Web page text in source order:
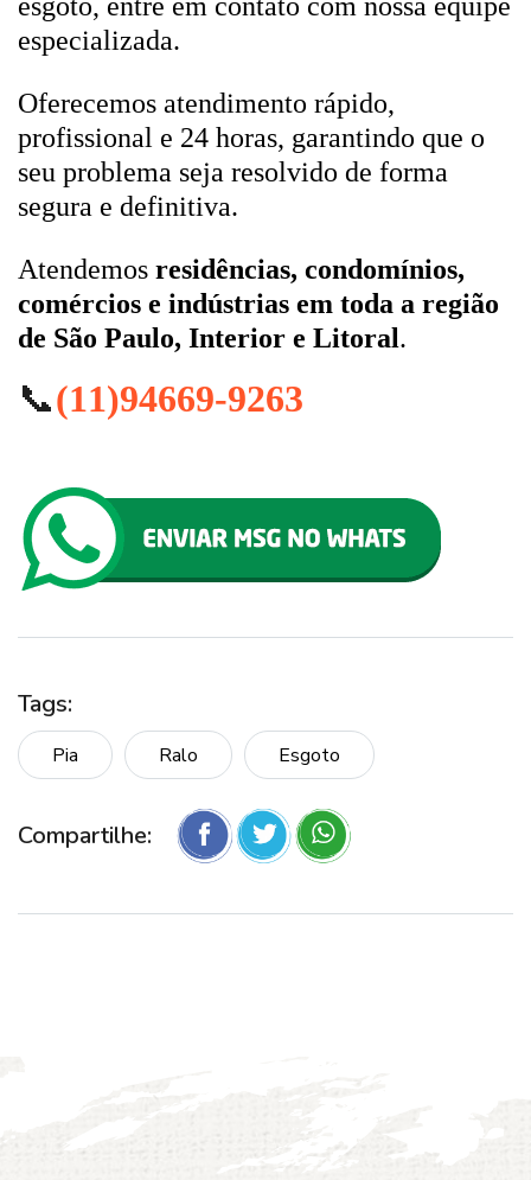
especializada.
Oferecemos atendimento rápido,
profissional e 24 horas, garantindo que o
seu problema seja resolvido de forma
segura e definitiva.
Atendemos residências, condomínios,
comércios e indústrias em toda a região
de São Paulo, Interior e Litoral.
📞(11)94669-9263
Tags:
Pia Ralo Esgoto
Compartilhe: